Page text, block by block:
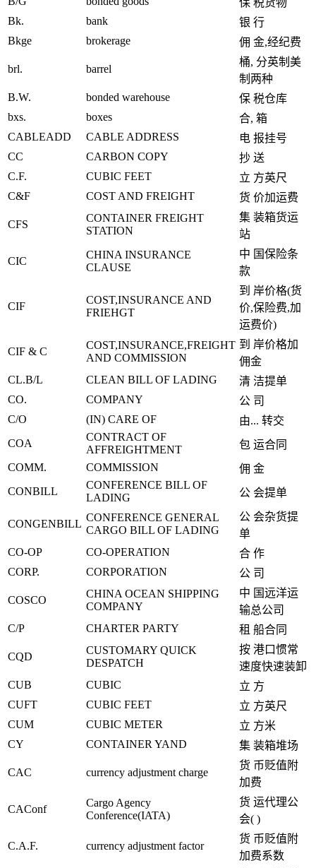
Bk.
bank
银 行
Bkge
brokerage 佣 金,经纪费
brl. barrel
桶, 分英制美
制两种
B.W.
bonded warehouse
保 税仓库
bxs.
boxes
合, 箱
CABLEADD
CABLE ADDRESS
电 报挂号
CC
CARBON COPY
抄 送
C.F.
CUBIC FEET
立 方英尺
C&F
COST AND FREIGHT 货 价加运费
CFS
CONTAINER FREIGHT
STATION
集 装箱货运
站
CIC
CHINA INSURANCE
CLAUSE
中 国保险条
款
CIF
COST,INSURANCE AND
FRIEHGT
到 岸价格(货
价,保险费,加
运费价)
CIF & C
COST,INSURANCE,FREIGHT
AND COMMISSION
到 岸价格加
佣金
CL.B/L
CLEAN BILL OF LADING
清 洁提单
CO.
COMPANY
公 司
C/O
(IN) CARE OF
由... 转交
COA
CONTRACT OF
AFFREIGHTMENT
包 运合同
COMM.
COMMISSION
佣 金
CONBILL
CONFERENCE BILL OF
LADING
公 会提单
CONGENBILL
CONFERENCE GENERAL
CARGO BILL OF LADING
公 会杂货提
单
CO-OP
CO-OPERATION
合 作
CORP.
CORPORATION 公 司
COSCO
CHINA OCEAN SHIPPING
COMPANY
中 国远洋运
输总公司
C/P
CHARTER PARTY 租 船合同
CQD
CUSTOMARY QUICK
DESPATCH
按 港口惯常
速度快速装卸
CUB
CUBIC
立 方
CUFT
CUBIC FEET
立 方英尺
CUM
CUBIC METER
立 方米
CY
CONTAINER YAND 集 装箱堆场
CAC currency adjustment charge
货 币贬值附
加费
CAConf
Cargo Agency
Conference(IATA)
货 运代理公
会( )
C.A.F. currency adjustment factor
货 币贬值附
加费系数